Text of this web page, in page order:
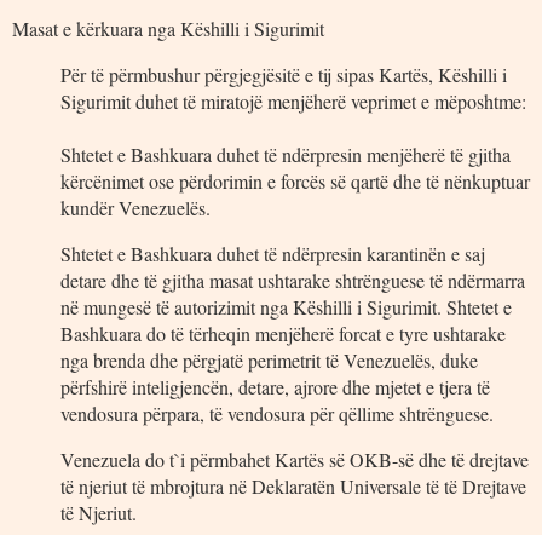
Masat e kërkuara nga Këshilli i Sigurimit
Për të përmbushur përgjegjësitë e tij sipas Kartës, Këshilli i
Sigurimit duhet të miratojë menjëherë veprimet e mëposhtme:
Shtetet e Bashkuara duhet të ndërpresin menjëherë të gjitha
kërcënimet ose përdorimin e forcës së qartë dhe të nënkuptuar
kundër Venezuelës.
Shtetet e Bashkuara duhet të ndërpresin karantinën e saj
detare dhe të gjitha masat ushtarake shtrënguese të ndërmarra
në mungesë të autorizimit nga Këshilli i Sigurimit. Shtetet e
Bashkuara do të tërheqin menjëherë forcat e tyre ushtarake
nga brenda dhe përgjatë perimetrit të Venezuelës, duke
përfshirë inteligjencën, detare, ajrore dhe mjetet e tjera të
vendosura përpara, të vendosura për qëllime shtrënguese.
Venezuela do t`i përmbahet Kartës së OKB-së dhe të drejtave
të njeriut të mbrojtura në Deklaratën Universale të të Drejtave
të Njeriut.